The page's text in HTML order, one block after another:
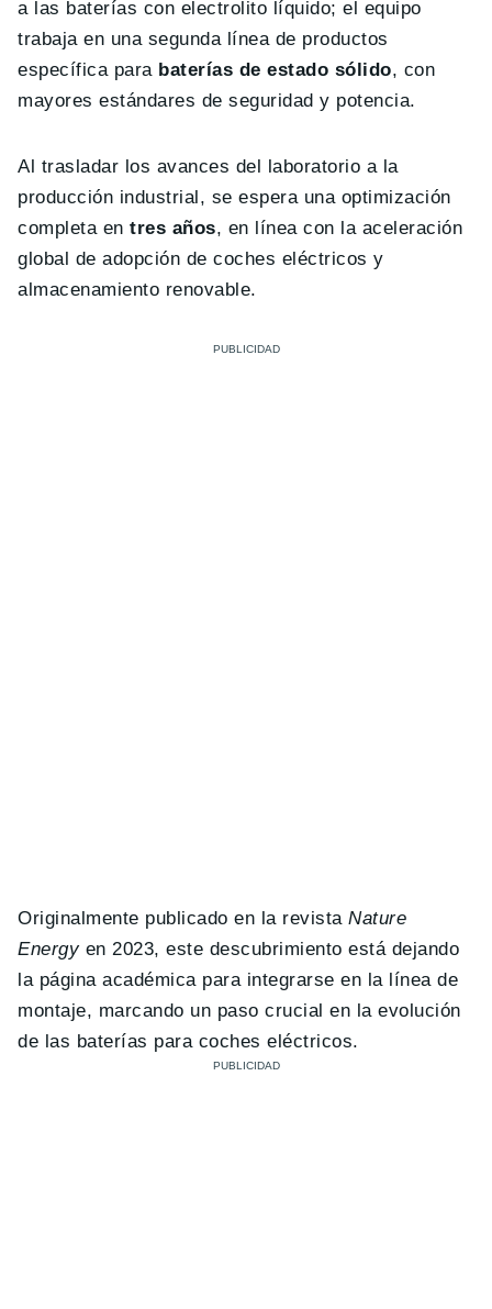
a las baterías con electrolito líquido; el equipo
trabaja en una segunda línea de productos
específica para baterías de estado sólido, con
mayores estándares de seguridad y potencia.
Al trasladar los avances del laboratorio a la
producción industrial, se espera una optimización
completa entres años, en línea con la aceleración
global de adopción de coches eléctricos y
almacenamiento renovable.
Originalmente publicado en la revistaNature
Energyen 2023, este descubrimiento está dejando
la página académica para integrarse en la línea de
montaje, marcando un paso crucial en la evolución
de las baterías para coches eléctricos.